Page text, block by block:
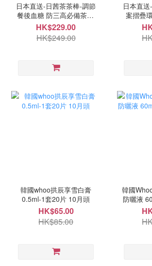
日本直送-日茜茶茶棒-調節
餐後血糖 防三高必備茶20
入 9月中
HK$229.00
HK$249.00
日本直
案摺疊
韓國whoo拱辰享雪白膏
0.5ml-1套20片 10月頭
HK$65.00
HK$85.00
韓國
防曬液